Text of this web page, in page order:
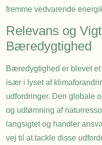
fremme vedvarende
Relevans og
Bæredygtighed
Bæredygtighed er blevet
især i lyset af
udfordringer. Den globale
og udtømning af
langsigtet og handler
vej til at tackle disse